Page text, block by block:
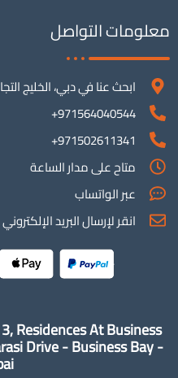
معلومات التواصل
ابحث عنا في دبي، الخليج
971564040544+
971502611341+
متاح على مدار الساعة
عبر الواتساب
انقر لإرسال البريد الإلكتروني
Residences At Business
Drive - Business Bay -